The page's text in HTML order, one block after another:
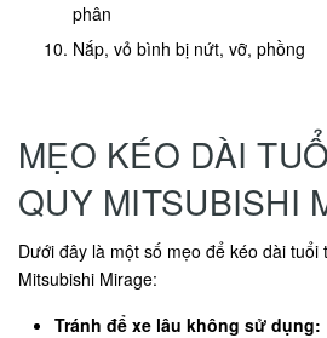
phân
Nắp, vỏ bình bị nứt, vỡ, phồng
MẸO KÉO DÀI
QUY MITSUBISHI
Dưới đây là một số mẹo để kéo dài tuổi
Mitsubishi Mirage:
Tránh để xe lâu không sử dụng: